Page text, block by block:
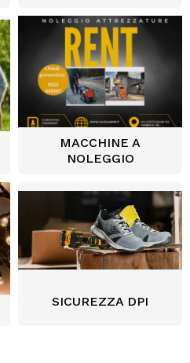
MACCHINE A
NOLEGGIO
SICUREZZA DPI